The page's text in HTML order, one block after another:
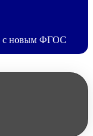
с новым ФГОС